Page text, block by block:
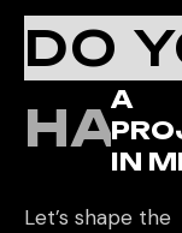
DO
A
IN
Let’s shape the